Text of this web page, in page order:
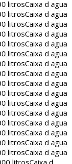
litrosCaixa d agua
litrosCaixa d agua
litrosCaixa d agua
litrosCaixa d agua
litrosCaixa d agua
litrosCaixa d agua
litrosCaixa d agua
litrosCaixa d agua
litrosCaixa d agua
litrosCaixa d agua
litrosCaixa d agua
litrosCaixa d agua
litrosCaixa d agua
litrosCaixa d agua
litrosCaixa d agua
litrosCaixa d agua